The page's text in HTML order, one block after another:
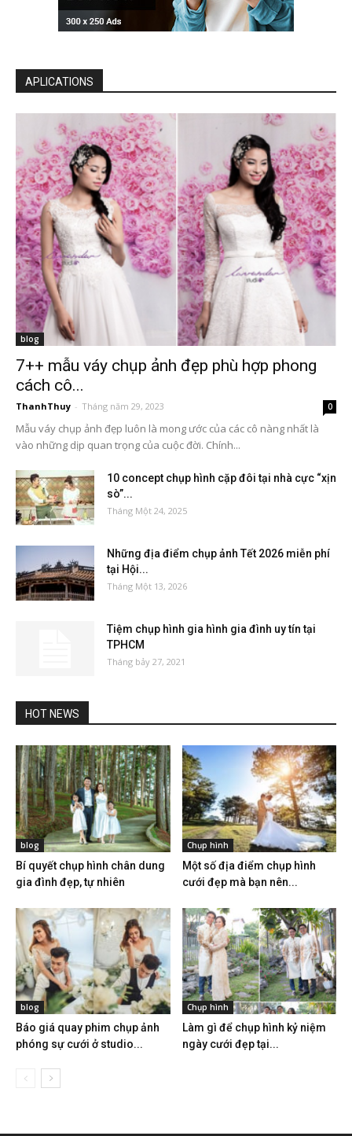
APLICATIONS
blog
7++ mẫu váy chụp ảnh đẹp phù hợp phong
cách cô...
ThanhThuy - Tháng năm 29, 2023 0
Mẫu váy chụp ảnh đẹp luôn là mong ước của các cô nàng nhất là
vào những dịp quan trọng của cuộc đời. Chính...
10 concept chụp hình cặp đôi tại nhà cực “xịn
sò”...
Tháng Một 24, 2025
Những địa điểm chụp ảnh Tết 2026 miễn phí
tại Hội...
Tháng Một 13, 2026
Tiệm chụp hình gia hình gia đình uy tín tại
TPHCM
Tháng bảy 27, 2021
HOT NEWS
blog
Bí quyết chụp hình chân dung
gia đình đẹp, tự nhiên
Chụp hình
Một số địa điểm chụp hình
cưới đẹp mà bạn nên...
blog
Báo giá quay phim chụp ảnh
phóng sự cưới ở studio...
Chụp hình
Làm gì để chụp hình kỷ niệm
ngày cưới đẹp tại...